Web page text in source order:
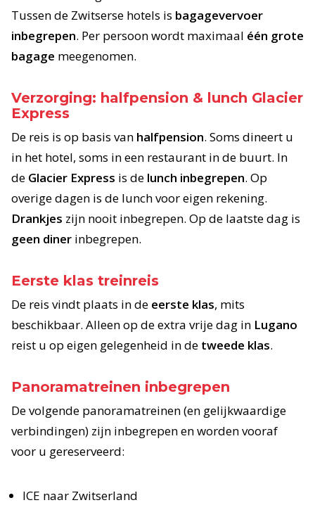
Tussen de Zwitserse hotels is bagagevervoer
inbegrepen. Per persoon wordt maximaal één grote
bagage meegenomen.
Verzorging: halfpension & lunch Glacier
Express
De reis is op basis van halfpension. Soms dineert u
in het hotel, soms in een restaurant in de buurt. In
de Glacier Express is de lunch inbegrepen. Op
overige dagen is de lunch voor eigen rekening.
Drankjes zijn nooit inbegrepen. Op de laatste dag is
geen diner inbegrepen.
Eerste klas treinreis
De reis vindt plaats in de eerste klas, mits
beschikbaar. Alleen op de extra vrije dag in Lugano
reist u op eigen gelegenheid in de tweede klas.
Panoramatreinen inbegrepen
De volgende panoramatreinen (en gelijkwaardige
verbindingen) zijn inbegrepen en worden vooraf
voor u gereserveerd:
ICE naar Zwitserland